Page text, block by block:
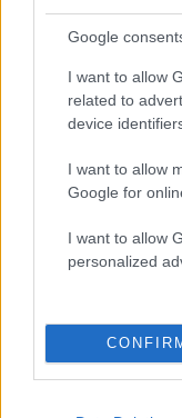
Google
I want to allow
related to
device
I want to allow
Google for
I want to allow
personalized
Αν τα χάσατε